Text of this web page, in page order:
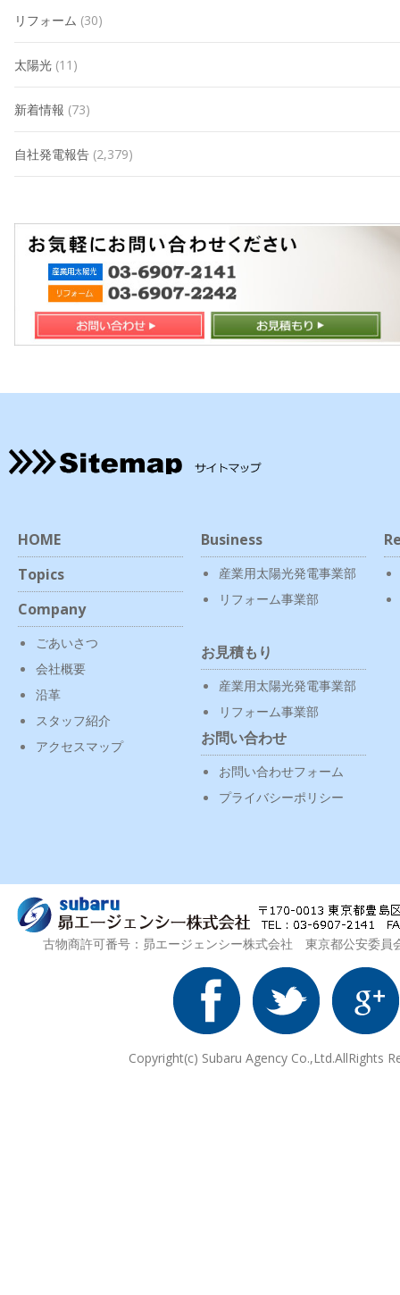
リフォーム (30)
太陽光 (11)
新着情報 (73)
自社発電報告 (2,379)
HOME
Topics
Company
ごあいさつ
会社概要
沿革
スタッフ紹介
アクセスマップ
Business
産業用太陽光発電事業部
リフォーム事業部
お見積もり
産業用太陽光発電事業部
リフォーム事業部
お問い合わせ
お問い合わせフォーム
プライバシーポリシー
古物商許可番号：昴エージェンシー株式会社 東京都公安委
Copyright(c) Subaru Agency Co.,Ltd.AllRights